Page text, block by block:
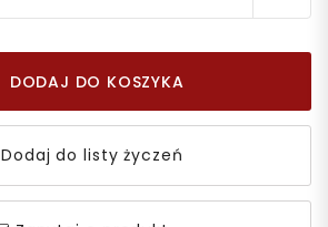
DODAJ DO KOSZYKA
Dodaj do listy życzeń